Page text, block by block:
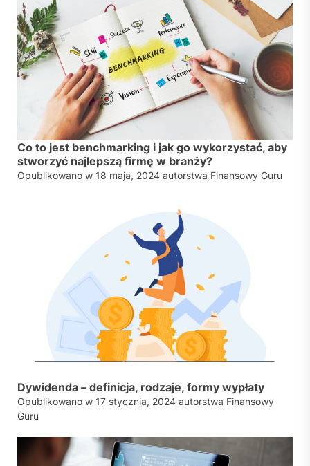
Co to jest benchmarking i jak go wykorzystać, aby
stworzyć najlepszą firmę w branży?
Opublikowano w 18 maja, 2024 autorstwa Finansowy Guru
Dywidenda – definicja, rodzaje, formy wypłaty
Opublikowano w 17 stycznia, 2024 autorstwa Finansowy
Guru